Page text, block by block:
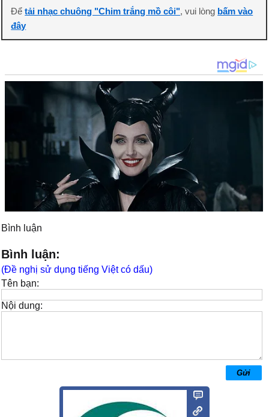
Đểtải nhạc chuông "Chim trắng mồ côi", vui lòng bấm vào
đây
Bình luận
Bình luận:
(Đề nghị sử dụng tiếng Việt có dấu)
Tên bạn:
Nội dung: